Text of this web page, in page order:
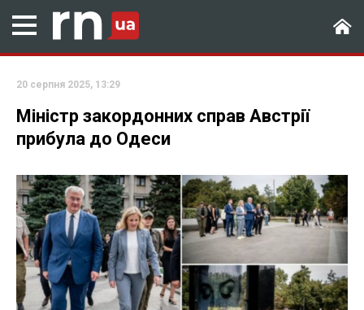
20 серпня 2025, 13:29
Міністр закордонних справ Австрії
прибула до Одеси